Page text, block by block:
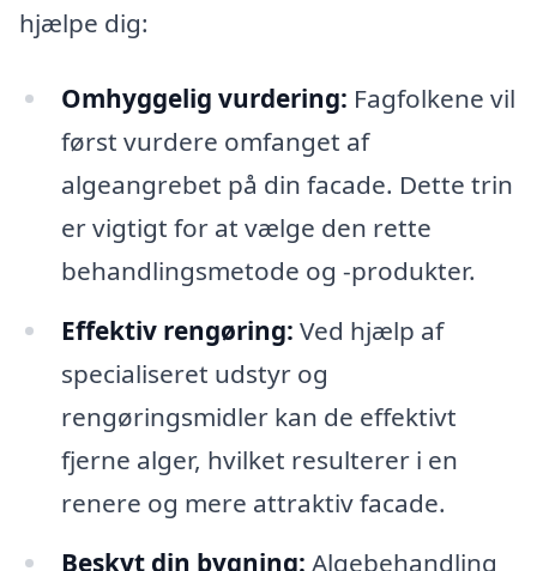
hjælpe dig:
Omhyggelig vurdering: Fagfolkene vil
først vurdere omfanget af
algeangrebet på din facade. Dette trin
er vigtigt for at vælge den rette
behandlingsmetode og -produkter.
Effektiv rengøring: Ved hjælp af
specialiseret udstyr og
rengøringsmidler kan de effektivt
fjerne alger, hvilket resulterer i en
renere og mere attraktiv facade.
Beskyt din bygning: Algebehandling